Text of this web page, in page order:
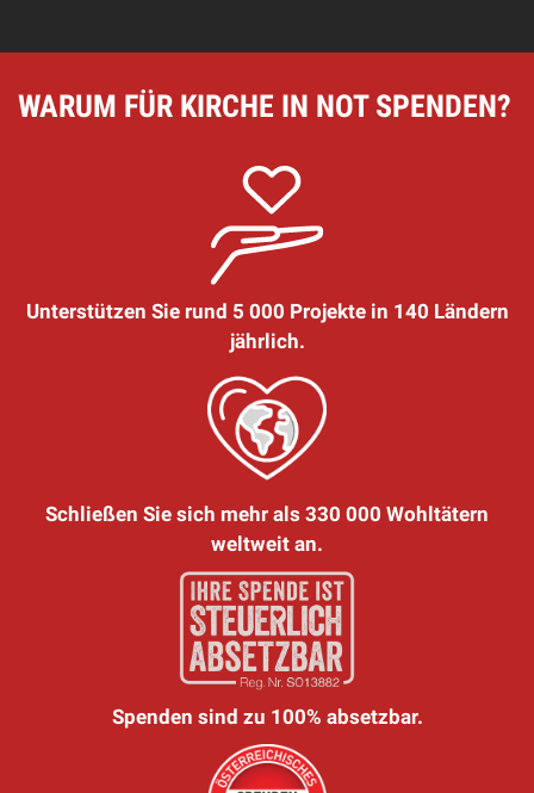
WARUM FÜR KIRCHE IN NOT SPENDEN?
Unterstützen Sie rund 5 000 Projekte in 140 Ländern
jährlich.
Schließen Sie sich mehr als 330 000 Wohltätern
weltweit an.
Spenden sind zu 100% absetzbar.